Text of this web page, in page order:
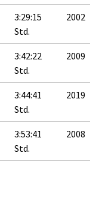
3:29:15
Std.
2002
3:42:22
Std.
2009
3:44:41
Std.
2019
3:53:41
Std.
2008